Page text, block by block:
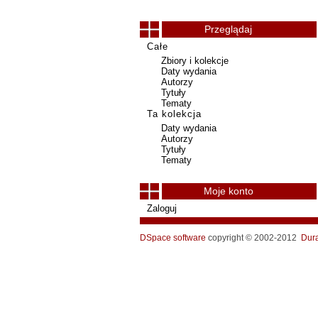
Przeglądaj
Całe
Zbiory i kolekcje
Daty wydania
Autorzy
Tytuły
Tematy
Ta kolekcja
Daty wydania
Autorzy
Tytuły
Tematy
Moje konto
Zaloguj
DSpace software copyright © 2002-2012